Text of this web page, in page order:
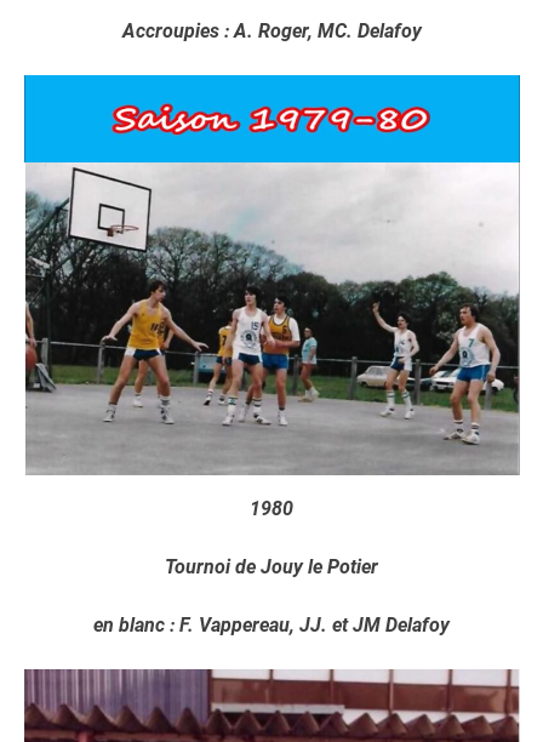
Accroupies : A. Roger, MC. Delafoy
1980
Tournoi de Jouy le Potier
en blanc : F. Vappereau, JJ. et JM Delafoy